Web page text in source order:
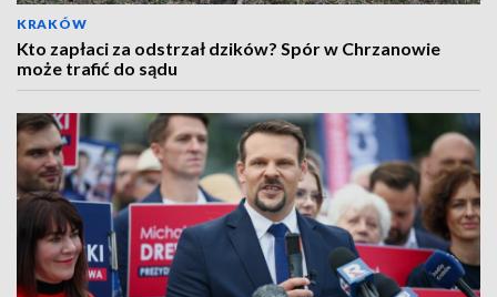
KRAKÓW
Kto zapłaci za odstrzał dzików? Spór w Chrzanowie
może trafić do sądu